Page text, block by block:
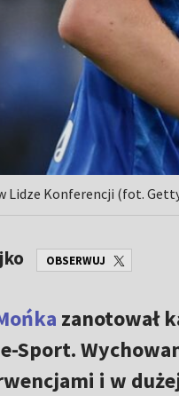
Lidze Konferencji (fot.
OBSERWUJ
zanotował
Sport.
i w